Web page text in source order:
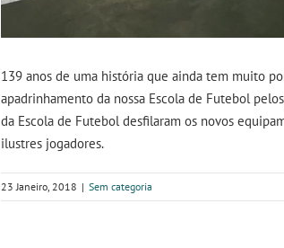
139 anos de uma história que ainda tem muito
apadrinhamento da nossa Escola de Futebol
da Escola de Futebol desfilaram os novos
ilustres jogadores.
23 Janeiro, 2018 | Sem categoria